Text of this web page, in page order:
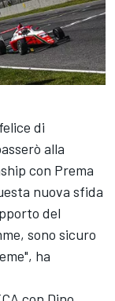
di
alla
con Prema
nuova sfida
del
sono sicuro
ha